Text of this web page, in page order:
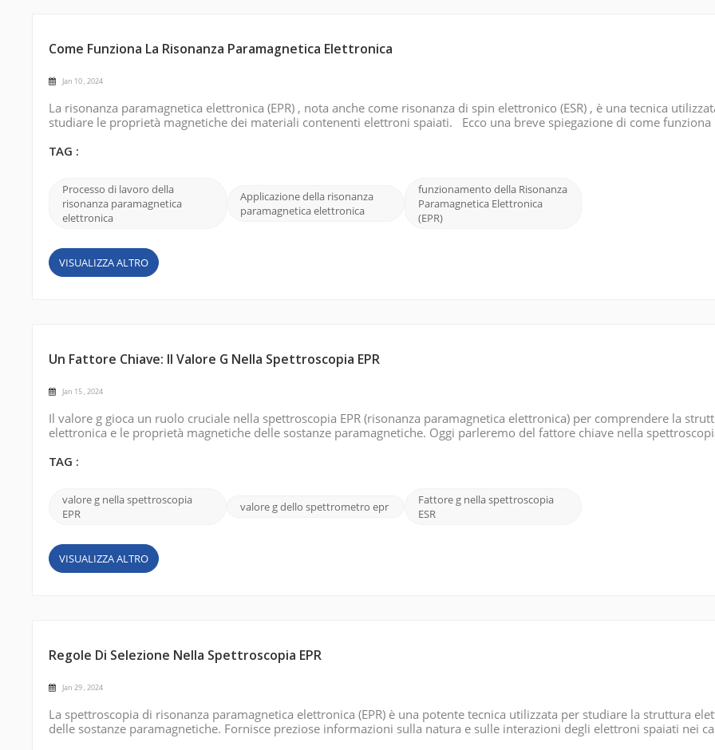
Come Funziona La Risonanza Paramagnetica Elettronica
Jan 10 , 2024
La risonanza paramagnetica elettronica (EPR) , nota anche come risonanza di spin elettronico (ESR) , è una tecnica
studiare le proprietà magnetiche dei materiali contenenti elettroni spaiati. Ecco una breve spiegazione di come funziona
organici, poss...
TAG :
Processo di lavoro della
risonanza paramagnetica
elettronica
Applicazione della risonanza
paramagnetica elettronica
funzionamento della Risonanza
Paramagnetica Elettronica
(EPR)
VISUALIZZA ALTRO
Un Fattore Chiave: Il Valore G Nella Spettroscopia EPR
Jan 15 , 2024
Il valore g gioca un ruolo cruciale nella spettroscopia EPR (risonanza paramagnetica elettronica) per comprendere la
elettronica e le proprietà magnetiche delle sostanze paramagnetiche. Oggi parleremo del fattore chiave nella
magnetico e la d...
TAG :
valore g nella spettroscopia
EPR
valore g dello spettrometro epr
Fattore g nella spettroscopia
ESR
VISUALIZZA ALTRO
Regole Di Selezione Nella Spettroscopia EPR
Jan 29 , 2024
La spettroscopia di risonanza paramagnetica elettronica (EPR) è una potente tecnica utilizzata per studiare la struttura
delle sostanze paramagnetiche. Fornisce preziose informazioni sulla natura e sulle interazioni degli elettroni spaiati nei